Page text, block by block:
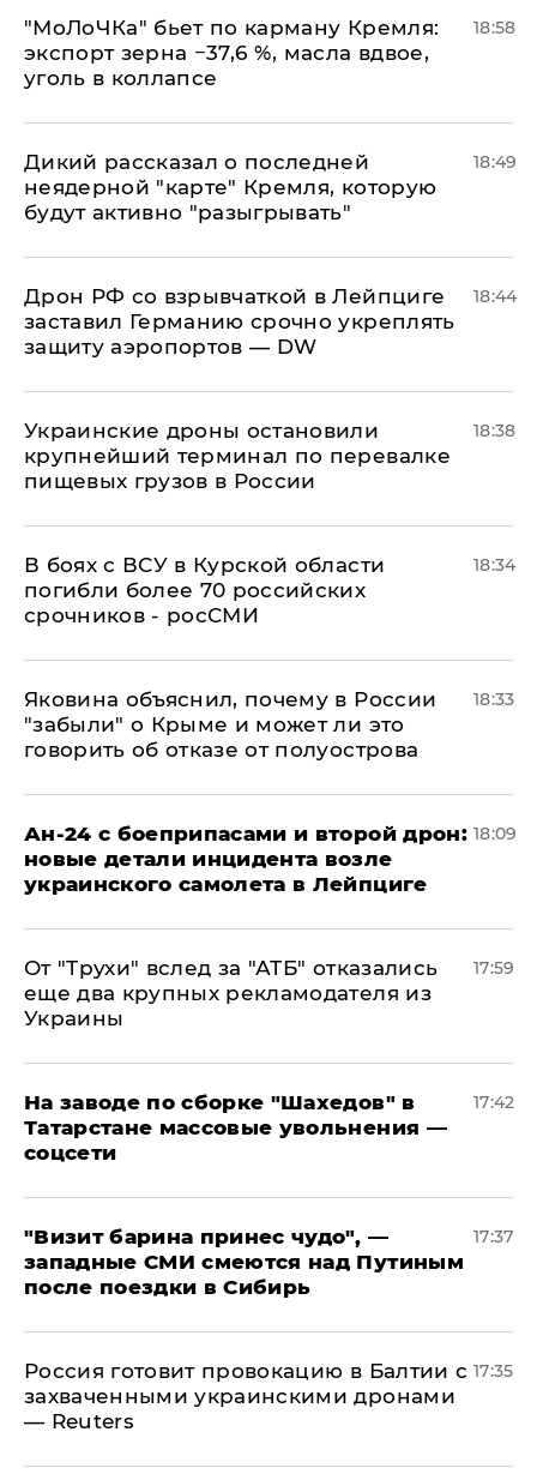
​"МоЛоЧКа" бьет по карману Кремля:
экспорт зерна −37,6 %, масла вдвое,
уголь в коллапсе
18:58
Дикий рассказал о последней
неядерной "карте" Кремля, которую
будут активно "разыгрывать"
18:49
​Дрон РФ со взрывчаткой в Лейпциге
заставил Германию срочно укреплять
защиту аэропортов — DW
18:44
Украинские дроны остановили
крупнейший терминал по перевалке
пищевых грузов в России
18:38
В боях с ВСУ в Курской области
погибли более 70 российских
срочников - росСМИ
18:34
Яковина объяснил, почему в России
"забыли" о Крыме и может ли это
говорить об отказе от полуострова
18:33
Ан-24 с боеприпасами и второй дрон:
новые детали инцидента возле
украинского самолета в Лейпциге
18:09
От "Трухи" вслед за "АТБ" отказались
еще два крупных рекламодателя из
Украины
17:59
На заводе по сборке "Шахедов" в
Татарстане массовые увольнения —
соцсети
17:42
"Визит барина принес чудо", —
западные СМИ смеются над Путиным
после поездки в Сибирь
17:37
​Россия готовит провокацию в Балтии с
захваченными украинскими дронами
— Reuters
17:35